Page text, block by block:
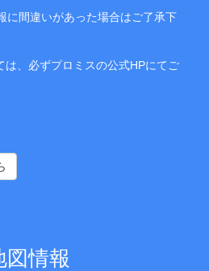
に間違いがあった場合はご了承下
、必ずプロミスの公式HPにてご
図情報